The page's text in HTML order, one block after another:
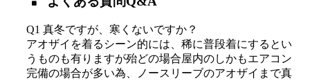
Q1 真冬ですが、寒くないですか？
アオザイを着るシーン的には、稀に普段着にするとい
うものも有りますが殆どの場合屋内のしかもエアコン
完備の場合が多い為、ノースリーブのアオザイまで真